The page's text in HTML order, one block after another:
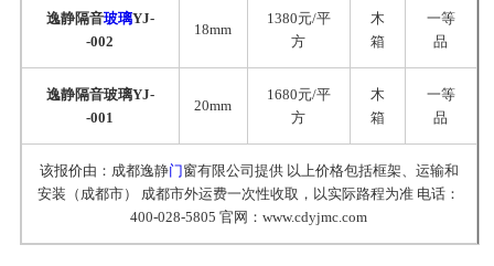
逸静隔音玻璃YJ-
-002
18mm
1380元/平
方
木
箱
一等
品
逸静隔音玻璃YJ-
-001
20mm
1680元/平
方
木
箱
一等
品
该报价由：成都逸静门窗有限公司提供 以上价格包括框架、运输和
安装（成都市） 成都市外运费一次性收取，以实际路程为准 电话：
400-028-5805 官网：www.cdyjmc.com